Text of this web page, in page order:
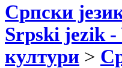
Српски
Srpski jezik
култури >